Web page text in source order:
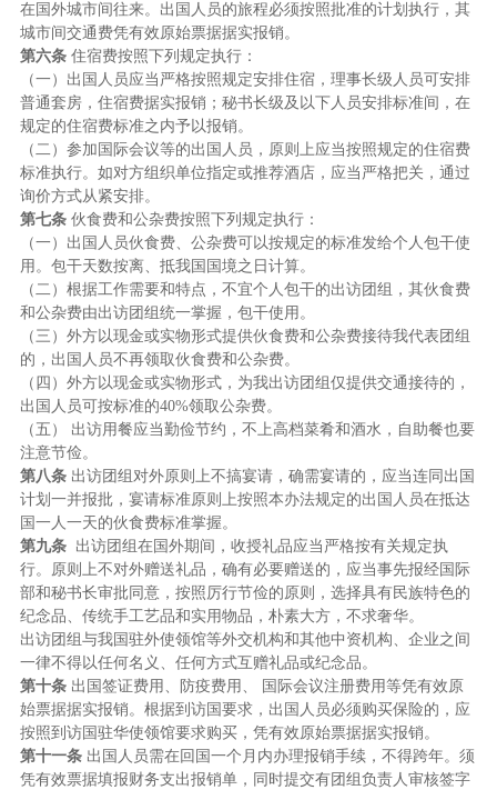
在国外城市间往来。出国人员的旅程必须按照批准的计划执行，其
城市间交通费凭有效原始票据据实报销。
第六条住宿费按照下列规定执行：
（一）出国人员应当严格按照规定安排住宿，理事长级人员可安排
普通套房，住宿费据实报销；秘书长级及以下人员安排标准间，在
规定的住宿费标准之内予以报销。
（二）参加国际会议等的出国人员，原则上应当按照规定的住宿费
标准执行。如对方组织单位指定或推荐酒店，应当严格把关，通过
询价方式从紧安排。
第七条伙食费和公杂费按照下列规定执行：
（一）出国人员伙食费、公杂费可以按规定的标准发给个人包干使
用。包干天数按离、抵我国国境之日计算。
（二）根据工作需要和特点，不宜个人包干的出访团组，其伙食费
和公杂费由出访团组统一掌握，包干使用。
（三）外方以现金或实物形式提供伙食费和公杂费接待我代表团组
的，出国人员不再领取伙食费和公杂费。
（四）外方以现金或实物形式，为我出访团组仅提供交通接待的，
出国人员可按标准的40%领取公杂费。
（五） 出访用餐应当勤俭节约，不上高档菜肴和酒水，自助餐也要
注意节俭。
第八条出访团组对外原则上不搞宴请，确需宴请的，应当连同出国
计划一并报批，宴请标准原则上按照本办法规定的出国人员在抵达
国一人一天的伙食费标准掌握。
第九条出访团组在国外期间，收授礼品应当严格按有关规定执
行。原则上不对外赠送礼品，确有必要赠送的，应当事先报经国际
部和秘书长审批同意，按照厉行节俭的原则，选择具有民族特色的
纪念品、传统手工艺品和实用物品，朴素大方，不求奢华。
出访团组与我国驻外使领馆等外交机构和其他中资机构、企业之间
一律不得以任何名义、任何方式互赠礼品或纪念品。
第十条出国签证费用、防疫费用、 国际会议注册费用等凭有效原
始票据据实报销。根据到访国要求，出国人员必须购买保险的，应
按照到访国驻华使领馆要求购买，凭有效原始票据据实报销。
第十一条出国人员需在回国一个月内办理报销手续，不得跨年。须
凭有效票据填报财务支出报销单，同时提交有团组负责人审核签字